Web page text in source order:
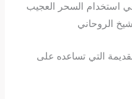
في استخدام السحر العجيب
الروحاني
التي تساعده على